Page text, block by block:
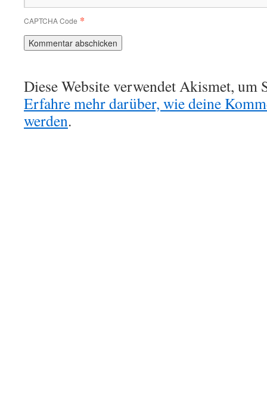
CAPTCHA Code *
Diese Website verwendet Akismet, um
Erfahre mehr darüber, wie deine
werden.